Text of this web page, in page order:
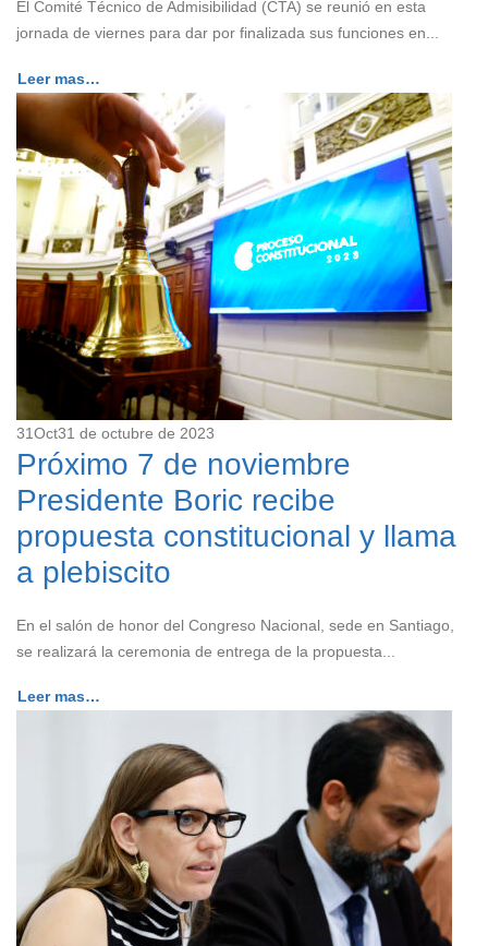
El Comité Técnico de Admisibilidad (CTA) se reunió en esta
jornada de viernes para dar por finalizada sus funciones en...
Leer mas…
31Oct31 de octubre de 2023
Próximo 7 de noviembre
Presidente Boric recibe
propuesta constitucional y llama
a plebiscito
En el salón de honor del Congreso Nacional, sede en Santiago,
se realizará la ceremonia de entrega de la propuesta...
Leer mas…